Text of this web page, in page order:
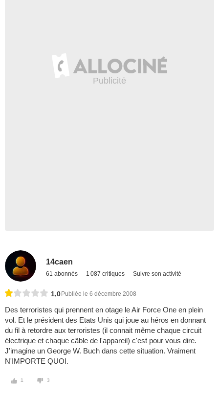
14caen
61 abonnés 1 087 critiques Suivre son activité
1,0 Publiée le 6 décembre 2008
Des terroristes qui prennent en otage le Air Force One en plein
vol. Et le président des Etats Unis qui joue au héros en donnant
du fil à retordre aux terroristes (il connait même chaque circuit
électrique et chaque câble de l'appareil) c'est pour vous dire.
J'imagine un George W. Buch dans cette situation. Vraiment
N'IMPORTE QUOI.
1 3